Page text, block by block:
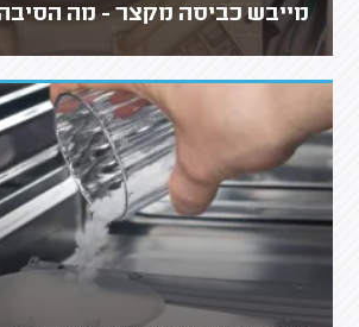
מייבש כביסה מקצר - מה